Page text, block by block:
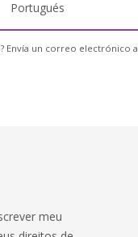
Portugués
Envía un correo electrónico a
meu